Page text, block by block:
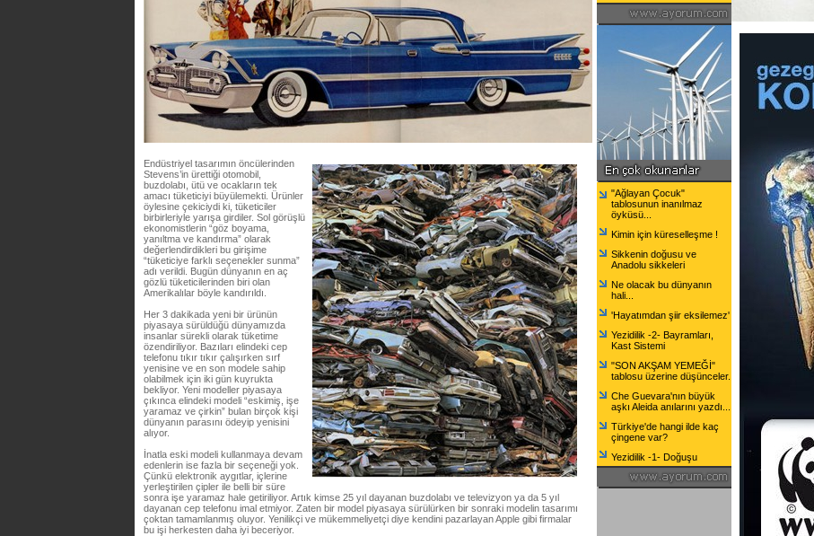
Endüstriyel tasarımın öncülerinden
Stevens’in ürettiği otomobil,
buzdolabı, ütü ve ocakların tek
amacı tüketiciyi büyülemekti. Ürünler
öylesine çekiciydi ki, tüketiciler
birbirleriyle yarışa girdiler. Sol görüşlü
ekonomistlerin “göz boyama,
yanıltma ve kandırma” olarak
değerlendirdikleri bu girişime
“tüketiciye farklı seçenekler sunma”
adı verildi. Bugün dünyanın en aç
gözlü tüketicilerinden biri olan
Amerikalılar böyle kandırıldı.
Her 3 dakikada yeni bir ürünün
piyasaya sürüldüğü dünyamızda
insanlar sürekli olarak tüketime
özendiriliyor. Bazıları elindeki cep
telefonu tıkır tıkır çalışırken sırf
yenisine ve en son modele sahip
olabilmek için iki gün kuyrukta
bekliyor. Yeni modeller piyasaya
çıkınca elindeki modeli “eskimiş, işe
yaramaz ve çirkin” bulan birçok kişi
dünyanın parasını ödeyip yenisini
alıyor.
İnatla eski modeli kullanmaya devam
edenlerin ise fazla bir seçeneği yok.
Çünkü elektronik aygıtlar, içlerine
yerleştirilen çipler ile belli bir süre
sonra işe yaramaz hale getiriliyor. Artık kimse 25 yıl dayanan buzdolabı ve televizyon ya da 5 yıl
dayanan cep telefonu imal etmiyor. Zaten bir model piyasaya sürülürken bir sonraki modelin tasarımı
çoktan tamamlanmış oluyor. Yenilikçi ve mükemmeliyetçi diye kendini pazarlayan Apple gibi firmalar
bu işi herkesten daha iyi beceriyor.
"Ağlayan Çocuk"
tablosunun inanılmaz
öyküsü...
Kimin için küreselleşme !
Sikkenin doğusu ve
Anadolu sikkeleri
Ne olacak bu dünyanın
hali...
'Hayatımdan şiir eksilemez'
Yezidilik -2- Bayramları,
Kast Sistemi
"SON AKŞAM YEMEĞİ"
tablosu üzerine düşünceler.
Che Guevara'nın büyük
aşkı Aleida anılarını yazdı...
Türkiye'de hangi ilde kaç
çingene var?
Yezidilik -1- Doğuşu